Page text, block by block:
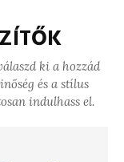
ki a hozzád
és a stílus
indulhass el.